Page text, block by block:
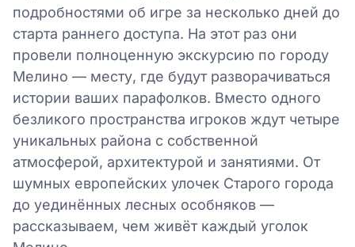
подробностями об игре за несколько дней до
старта раннего доступа. На этот раз они
провели полноценную экскурсию по городу
Мелино — месту, где будут разворачиваться
истории ваших парафолков. Вместо одного
безликого пространства игроков ждут четыре
уникальных района с собственной
атмосферой, архитектурой и занятиями. От
шумных европейских улочек Старого города
до уединённых лесных особняков —
рассказываем, чем живёт каждый уголок